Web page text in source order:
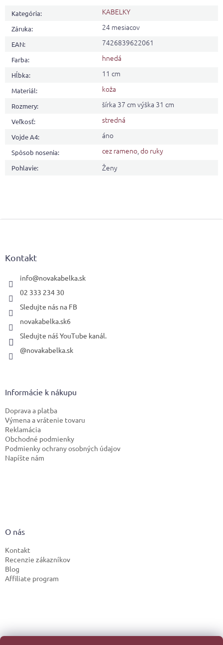
Kategória: KABELKY
Záruka: 24 mesiacov
EAN: 7426839622061
Farba: hnedá
Hĺbka: 11 cm
Materiál: koža
Rozmery: šírka 37 cm výška 31 cm
Veľkosť: stredná
Vojde A4: áno
Spôsob nosenia: cez rameno,do ruky
Pohlavie: Ženy
Kontakt
info@novakabelka.sk
02 333 234 30
Sledujte nás na FB
novakabelka.sk6
Sledujte náš YouTube kanál.
@novakabelka.sk
Informácie k nákupu
Doprava a platba
Výmena a vrátenie tovaru
Reklamácia
Obchodné podmienky
Podmienky ochrany osobných údajov
Napíšte nám
O nás
Kontakt
Recenzie zákazníkov
Blog
Affiliate program